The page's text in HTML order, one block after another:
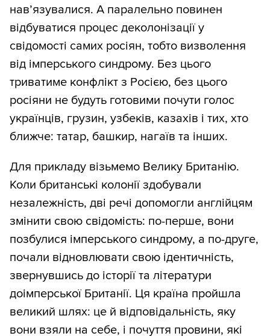
нав’язувалися. А паралельно повинен
відбуватися процес деколонізації у
свідомості самих росіян, тобто визволення
від імперського синдрому. Без цього
триватиме конфлікт з Росією, без цього
росіяни не будуть готовими почути голос
українців, грузин, узбеків, казахів і тих, хто
ближче: татар, башкир, нагаїв та інших.
Для прикладу візьмемо Велику Британію.
Коли британські колонії здобували
незалежність, дві речі допомогли англійцям
змінити свою свідомість: по-перше, вони
позбулися імперського синдрому, а по-друге,
почали відновлювати свою ідентичність,
звернувшись до історії та літератури
доімперської Британії. Ця країна пройшла
великий шлях: це й відповідальність, яку
вони взяли на себе, і почуття провини, які